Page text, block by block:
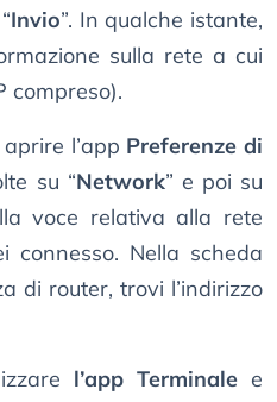
Invio”. In qualche istante,
sulla rete a cui
compreso).
l’app Preferenze di
su “Network” e poi su
voce relativa alla rete
Nella scheda
di router, trovi l’indirizzo
l’app Terminalee